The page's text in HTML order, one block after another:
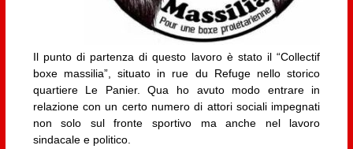
Il punto di partenza di questo lavoro è stato il “Collectif
boxe massilia”, situato in rue du Refuge nello storico
quartiere Le Panier. Qua ho avuto modo entrare in
relazione con un certo numero di attori sociali impegnati
non solo sul fronte sportivo ma anche nel lavoro
sindacale e politico.